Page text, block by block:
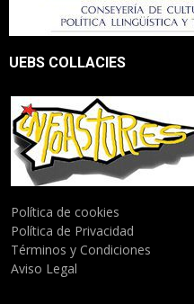
UEBS COLLACIES
Política de cookies
Política de Privacidad
Términos y Condiciones
Aviso Legal